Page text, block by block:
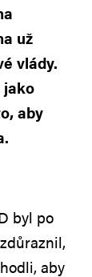
už
vlády.
jako
aby
byl po
aby